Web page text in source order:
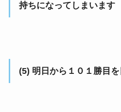
持ちになってしまいます
(5) 明日から１０１勝目